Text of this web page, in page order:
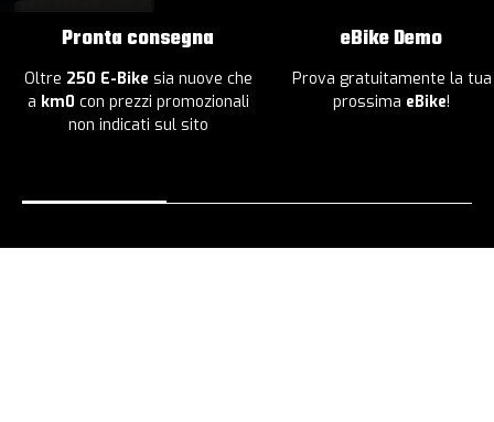
Pronta consegna
Oltre 250 E-Bike sia nuove che
a km0 con prezzi promozionali
non indicati sul sito
eBike Demo
Prova gratuitamente la tua
prossima eBike!